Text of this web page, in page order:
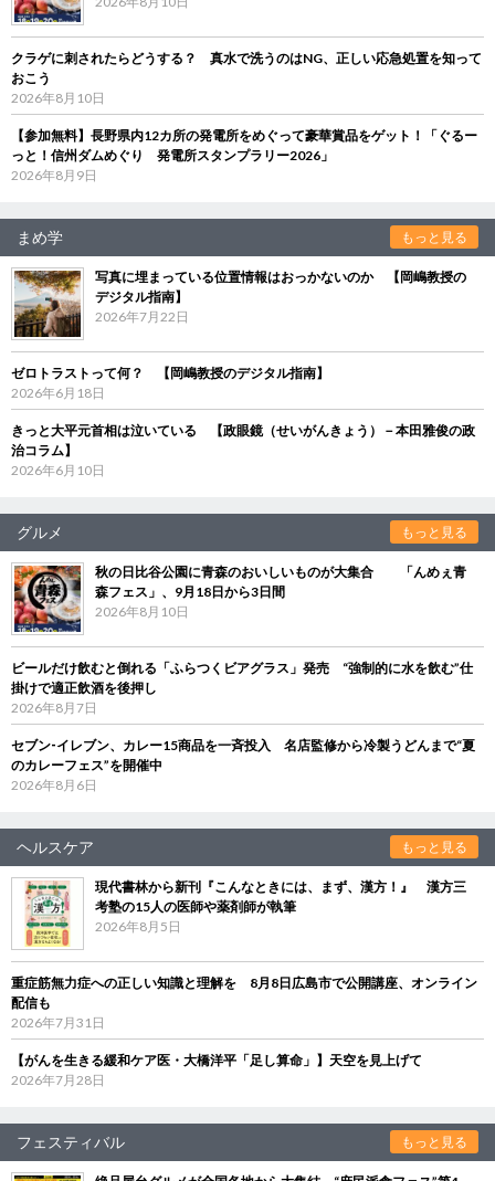
クラゲに刺されたらどうする？ 真水で洗うのはNG、正しい応急処置を知って
おこう
2026年8月10日
【参加無料】長野県内12カ所の発電所をめぐって豪華賞品をゲット！「ぐるー
っと！信州ダムめぐり 発電所スタンプラリー2026」
2026年8月9日
まめ学 もっと見る
写真に埋まっている位置情報はおっかないのか 【岡嶋教授の
デジタル指南】
2026年7月22日
ゼロトラストって何？ 【岡嶋教授のデジタル指南】
2026年6月18日
きっと大平元首相は泣いている 【政眼鏡（せいがんきょう）－本田雅俊の政
治コラム】
2026年6月10日
グルメ もっと見る
秋の日比谷公園に青森のおいしいものが大集合 「んめぇ青
森フェス」、9月18日から3日間
2026年8月10日
ビールだけ飲むと倒れる「ふらつくビアグラス」発売 “強制的に水を飲む”仕
掛けで適正飲酒を後押し
2026年8月7日
セブン‐イレブン、カレー15商品を一斉投入 名店監修から冷製うどんまで“夏
のカレーフェス”を開催中
2026年8月6日
ヘルスケア もっと見る
現代書林から新刊『こんなときには、まず、漢方！』 漢方三
考塾の15人の医師や薬剤師が執筆
2026年8月5日
重症筋無力症への正しい知識と理解を 8月8日広島市で公開講座、オンライン
配信も
2026年7月31日
【がんを生きる緩和ケア医・大橋洋平「足し算命」】天空を見上げて
2026年7月28日
フェスティバル もっと見る